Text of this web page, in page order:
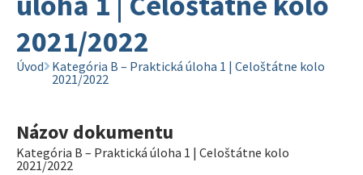
2021/2022
Úvod Kategória B – Praktická úloha 1 | Celoštátne kolo
2021/2022
Názov dokumentu
Kategória B – Praktická úloha 1 | Celoštátne kolo
2021/2022